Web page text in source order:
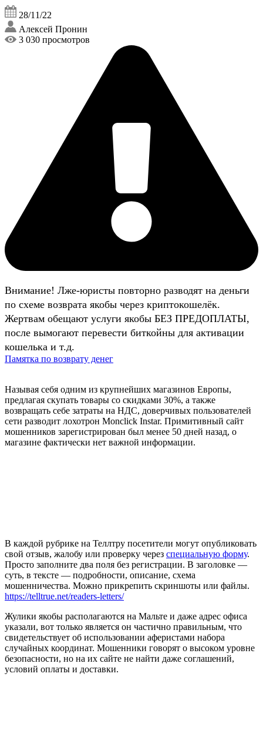
28/11/22
Алексей Пронин
3 030 просмотров
Внимание! Лже-юристы повторно разводят на деньги
по схеме возврата якобы через криптокошелёк.
Жертвам обещают услуги якобы БЕЗ ПРЕДОПЛАТЫ,
после вымогают перевести биткойны для активации
кошелька и т.д.
Памятка по возврату денег
Называя себя одним из крупнейших магазинов Европы,
предлагая скупать товары со скидками 30%, а также
возвращать себе затраты на НДС, доверчивых пользователей
сети разводит лохотрон Monclick Instar. Примитивный сайт
мошенников зарегистрирован был менее 50 дней назад, о
магазине фактически нет важной информации.
В каждой рубрике на Теллтру посетители могут опубликовать
свой отзыв, жалобу или проверку через специальную форму.
Просто заполните два поля без регистрации. В заголовке —
суть, в тексте — подробности, описание, схема
мошенничества. Можно прикрепить скриншоты или файлы.
https://telltrue.net/readers-letters/
Жулики якобы располагаются на Мальте и даже адрес офиса
указали, вот только является он частично правильным, что
свидетельствует об использовании аферистами набора
случайных координат. Мошенники говорят о высоком уровне
безопасности, но на их сайте не найти даже соглашений,
условий оплаты и доставки.